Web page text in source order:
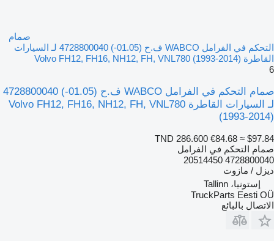
صمام
التحكم في الفرامل WABCO ف.ح (01.05-) 4728800040 لـ السيارات
القاطرة Volvo FH12, FH16, NH12, FH, VNL780 (1993-2014)
6
صمام التحكم في الفرامل WABCO ف.ح (01.05-) 4728800040
لـ السيارات القاطرة Volvo FH12, FH16, NH12, FH, VNL780
(1993-2014)
TND 286.600 €84.68 ≈ $97.84
صمام التحكم في الفرامل
4728800040 20514450
ديزل / مازوت
إستونيا، Tallinn
TruckParts Eesti OÜ
الاتصال بالبائع